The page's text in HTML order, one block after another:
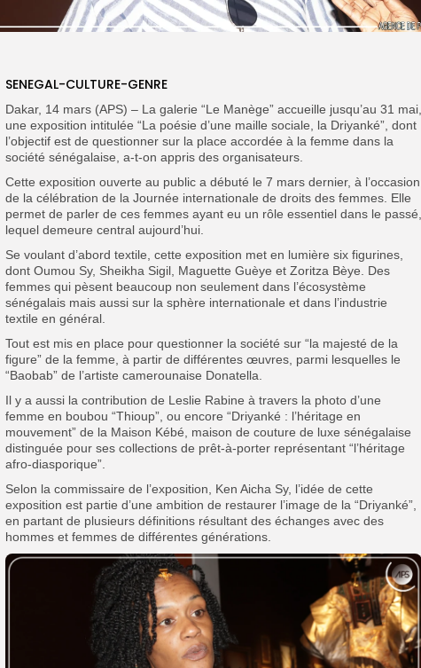
SENEGAL-CULTURE-GENRE
Dakar, 14 mars (APS) – La galerie “Le Manège” accueille jusqu’au 31 mai,
une exposition intitulée “La poésie d’une maille sociale, la Driyanké”, dont
l’objectif est de questionner sur la place accordée à la femme dans la
société sénégalaise, a-t-on appris des organisateurs.
Cette exposition ouverte au public a débuté le 7 mars dernier, à l’occasion
de la célébration de la Journée internationale de droits des femmes. Elle
permet de parler de ces femmes ayant eu un rôle essentiel dans le passé,
lequel demeure central aujourd’hui.
Se voulant d’abord textile, cette exposition met en lumière six figurines,
dont Oumou Sy, Sheikha Sigil, Maguette Guèye et Zoritza Bèye. Des
femmes qui pèsent beaucoup non seulement dans l’écosystème
sénégalais mais aussi sur la sphère internationale et dans l’industrie
textile en général.
Tout est mis en place pour questionner la société sur “la majesté de la
figure” de la femme, à partir de différentes œuvres, parmi lesquelles le
“Baobab” de l’artiste camerounaise Donatella.
Il y a aussi la contribution de Leslie Rabine à travers la photo d’une
femme en boubou “Thioup”, ou encore “Driyanké : l’héritage en
mouvement” de la Maison Kébé, maison de couture de luxe sénégalaise
distinguée pour ses collections de prêt-à-porter représentant “l’héritage
afro-diasporique”.
Selon la commissaire de l’exposition, Ken Aicha Sy, l’idée de cette
exposition est partie d’une ambition de restaurer l’image de la “Driyanké”,
en partant de plusieurs définitions résultant des échanges avec des
hommes et femmes de différentes générations.